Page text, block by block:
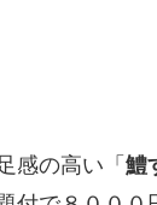
感の高い「鱧